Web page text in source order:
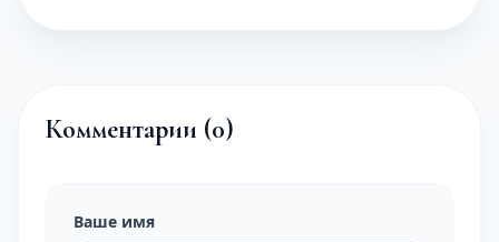
Комментарии (0)
Ваше имя